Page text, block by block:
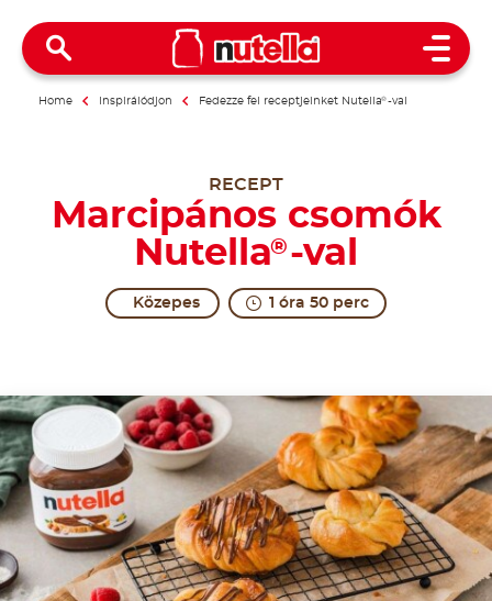
Open
Home Inspirálódjon Fedezze fel receptjeinket Nutella®-val
RECEPT
Marcipános csomók
Nutella® -val
Közepes 1 óra 50 perc